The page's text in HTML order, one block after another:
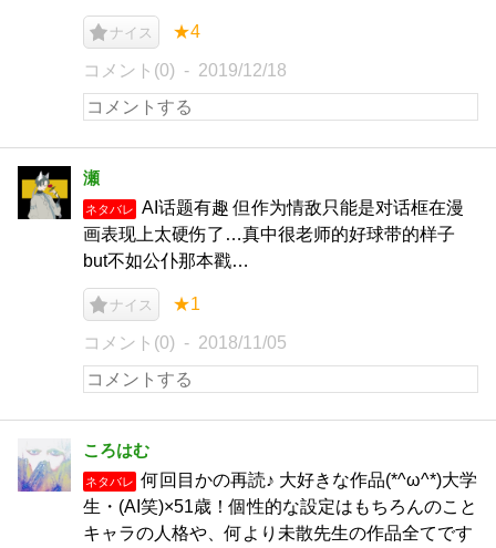
ナイス ★4
コメント(0) 2019/12/18
瀬
ネタバレ
AI话题有趣 但作为情敌只能是对话框在漫
画表现上太硬伤了…真中很老师的好球带的样子
but不如公仆那本戳…
ナイス ★1
コメント(0) 2018/11/05
ころはむ
ネタバレ
何回目かの再読♪ 大好きな作品(*^ω^*)大学
生・(AI笑)×51歳！個性的な設定はもちろんのこと
キャラの人格や、何より未散先生の作品全てです